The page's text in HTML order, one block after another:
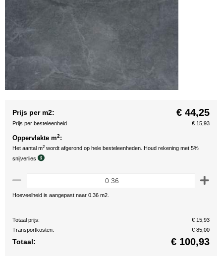
Prijs per m2: € 44,25
Prijs per besteleenheid € 15,93
Oppervlakte m2:
Het aantal m2 wordt afgerond op hele besteleenheden. Houd rekening met 5%
snijverlies
Hoeveelheid is aangepast naar 0.36 m2.
Totaal prijs:
€ 15,93
Transportkosten:
€ 85,00
Totaal: € 100,93